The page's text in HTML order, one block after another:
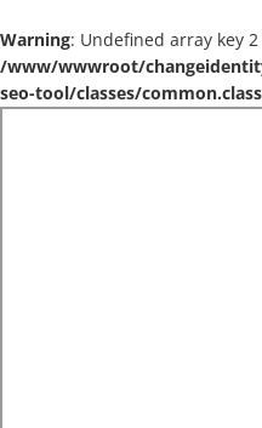
Warning: Undefined array key
/www/wwwroot/
seo-tool/classes/